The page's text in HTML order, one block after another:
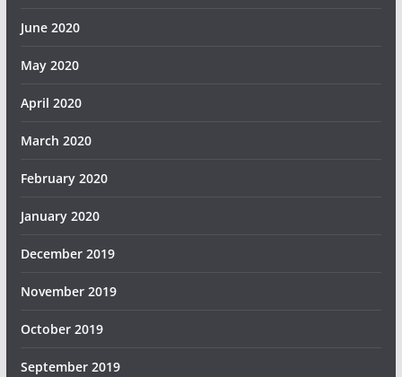
June 2020
May 2020
April 2020
March 2020
February 2020
January 2020
December 2019
November 2019
October 2019
September 2019